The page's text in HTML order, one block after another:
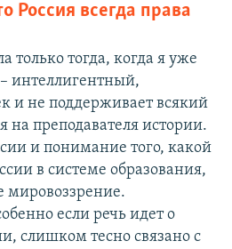
Россия всегда права
только тогда, когда я уже
интеллигентный,
и не поддерживает всякий
на преподавателя истории.
и понимание того, какой
в системе образования,
мировоззрение.
если речь идет о
слишком тесно связано с